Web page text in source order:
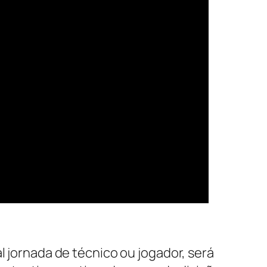
jornada de técnico ou jogador, será